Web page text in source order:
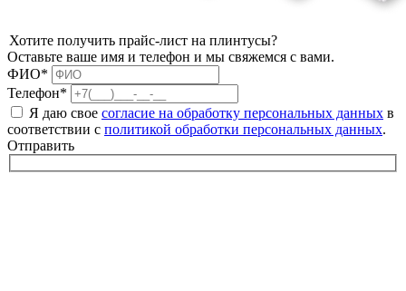
Хотите получить прайс-лист на плинтусы?
Оставьте ваше имя и телефон и мы свяжемся с вами.
ФИО*
Телефон*
Я даю свое согласие на обработку персональных данных в
соответствии с политикой обработки персональных данных.
Отправить